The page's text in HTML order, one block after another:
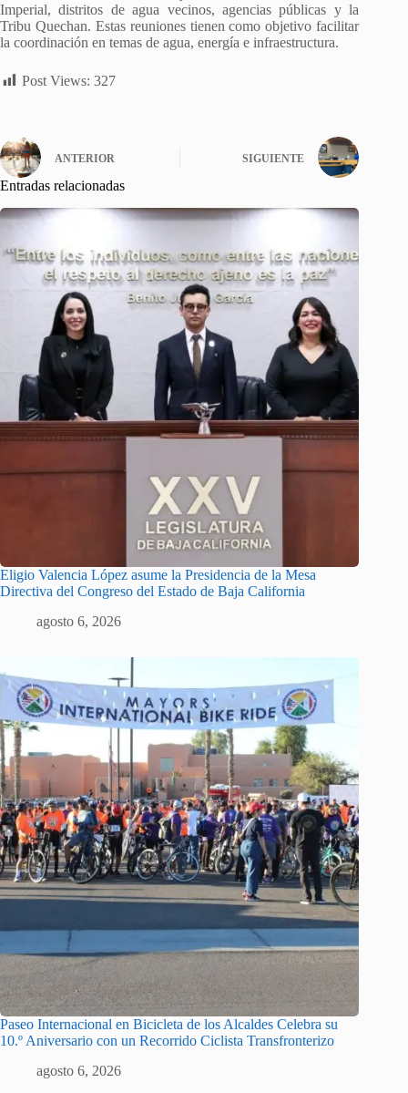
Imperial, distritos de agua vecinos, agencias públicas y la
Tribu Quechan. Estas reuniones tienen como objetivo facilitar
la coordinación en temas de agua, energía e infraestructura.
Post Views: 327
ANTERIOR SIGUIENTE
Entradas relacionadas
Eligio Valencia López asume la Presidencia de la Mesa
Directiva del Congreso del Estado de Baja California
agosto 6, 2026
Paseo Internacional en Bicicleta de los Alcaldes Celebra su
10.º Aniversario con un Recorrido Ciclista Transfronterizo
agosto 6, 2026